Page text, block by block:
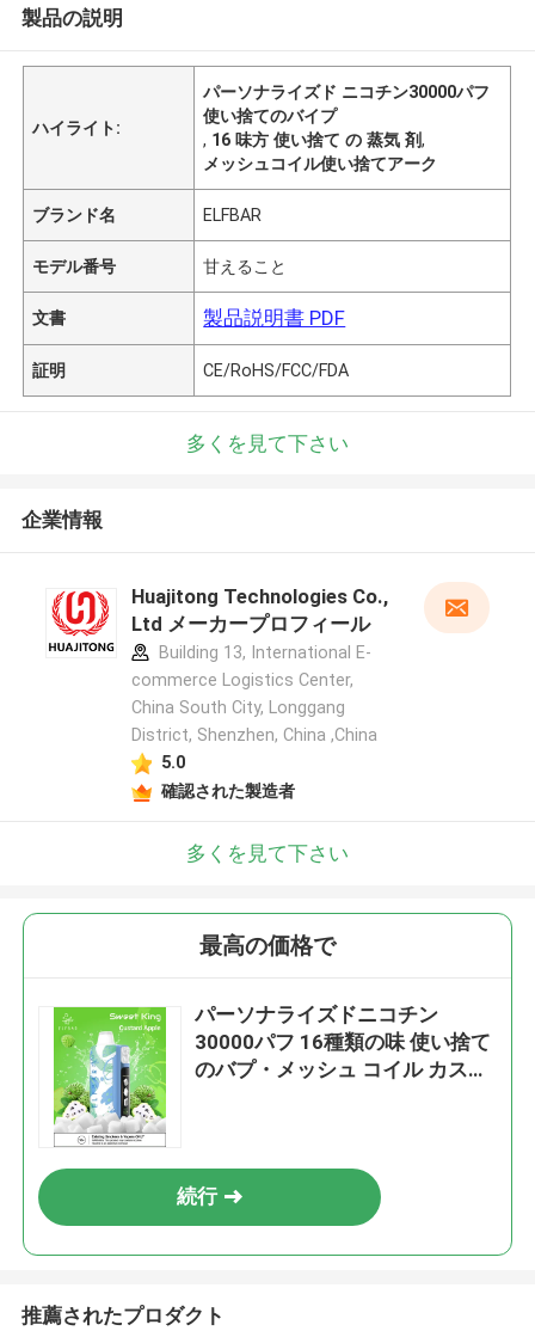
製品の説明
ハイライト:
パーソナライズド ニコチン30000パフ
使い捨てのバイプ
, 16 味方 使い捨て の 蒸気 剤,
メッシュコイル使い捨てアーク
ブランド名 ELFBAR
モデル番号 甘えること
文書 製品説明書 PDF
証明 CE/RoHS/FCC/FDA
多くを見て下さい
企業情報
Huajitong Technologies Co.,
Ltd メーカープロフィール
Building 13, International E-
commerce Logistics Center,
China South City, Longgang
District, Shenzhen, China ,China
5.0
確認された製造者
多くを見て下さい
最高の価格で
パーソナライズドニコチン
30000パフ 16種類の味 使い捨て
のバプ・メッシュ コイル カスタ
続行
推薦されたプロダクト